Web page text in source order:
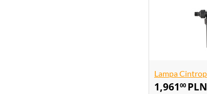
Lampa
1,961 00 PLN